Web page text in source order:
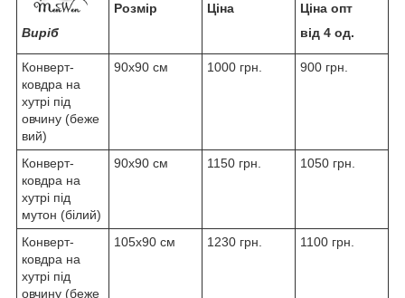
Виріб
Розмір Ціна
Ціна опт
від 4 од.
Конверт-
ковдра на
хутрі під
овчину (беже
вий)
90x90 см 1000 грн. 900 грн.
Конверт-
ковдра на
хутрі під
мутон (білий)
90x90 см 1150 грн. 1050 грн.
Конверт-
ковдра на
хутрі під
овчину (беже
105х90 см 1230 грн. 1100 грн.